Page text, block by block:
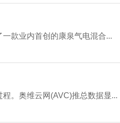
款业内首创的康泉气电混合...
。奥维云网(AVC)推总数据显...